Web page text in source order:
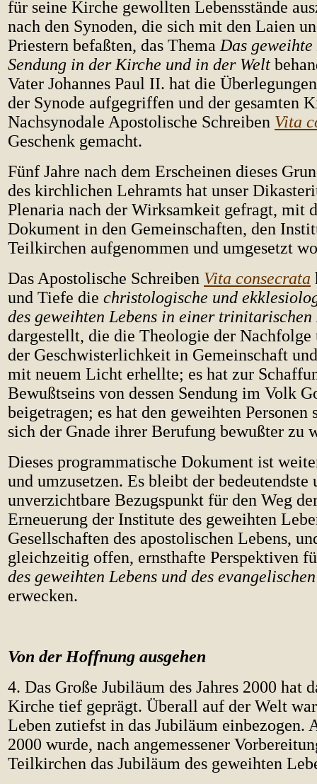
für seine Kirche gewollten Lebensstände
nach den Synoden, die sich mit den Laien
Priestern befaßten, das ThemaDas geweihte
Sendung in der Kirche und in der Welt
Vater Johannes Paul II. hat die
der Synode aufgegriffen und der gesamten
Nachsynodale Apostolische Schreiben Vita
Geschenk gemacht.
Fünf Jahre nach dem Erscheinen dieses
des kirchlichen Lehramts hat unser
Plenaria nach der Wirksamkeit gefragt, mit
Dokument in den Gemeinschaften, den
Teilkirchen aufgenommen und umgesetzt
Das Apostolische Schreiben Vita consecrata
und Tiefe die christologische und
des geweihten Lebens in einer trinitarischen
dargestellt, die die Theologie der Nachfolge
der Geschwisterlichkeit in Gemeinschaft
mit neuem Licht erhellte; es hat zur
Bewußtseins von dessen Sendung im Volk
beigetragen; es hat den geweihten Personen
sich der Gnade ihrer Berufung bewußter zu
Dieses programmatische Dokument ist
und umzusetzen. Es bleibt der bedeutendste
unverzichtbare Bezugspunkt für den Weg
Erneuerung der Institute des geweihten
Gesellschaften des apostolischen Lebens,
gleichzeitig offen, ernsthafte Perspektiven
des geweihten Lebens und des
erwecken.
Von der Hoffnung ausgehen
4. Das Große Jubiläum des Jahres 2000 hat
Kirche tief geprägt. Überall auf der Welt
Leben zutiefst in das Jubiläum einbezogen.
2000 wurde, nach angemessener
Teilkirchen das Jubiläum des geweihten